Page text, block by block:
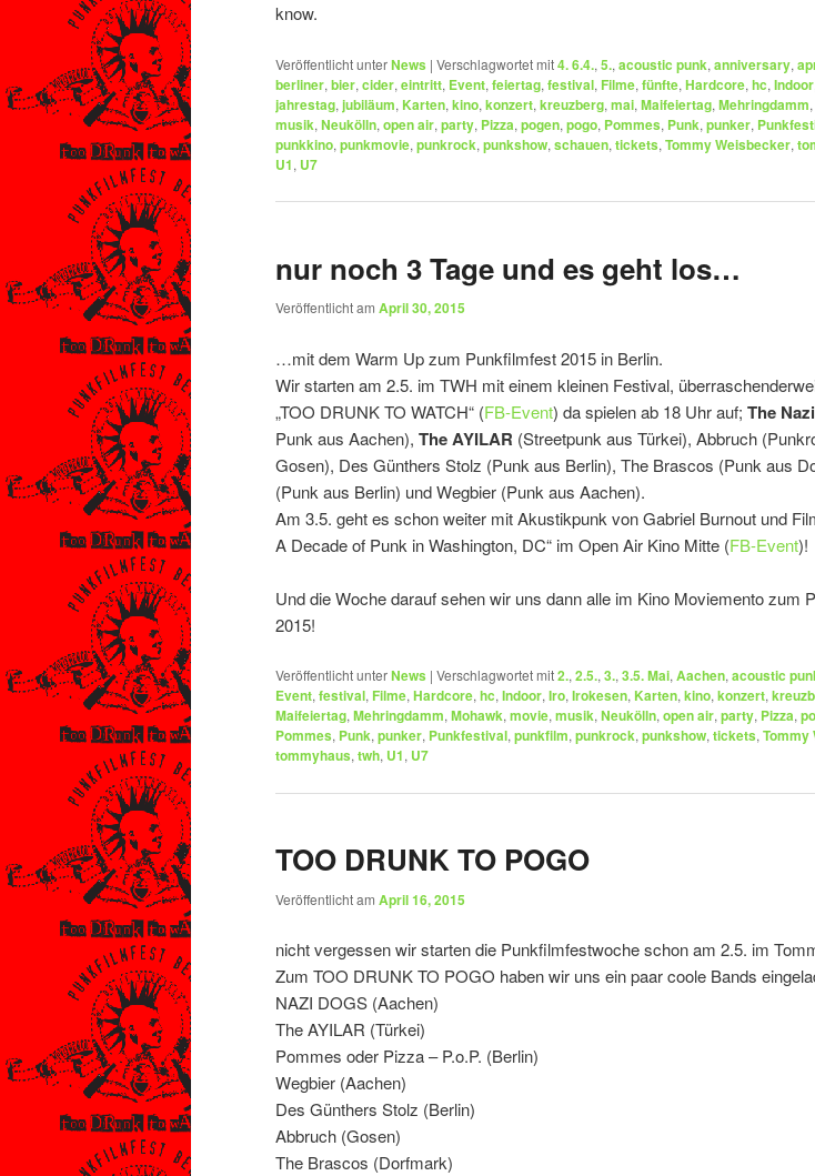
know.
Veröffentlicht unterNews | Verschlagwortet mit4. 6.4., 5., acoustic punk, anniversary,
berliner, bier, cider, eintritt, Event, feiertag, festival, Filme, fünfte, Hardcore, hc, Indoor
jahrestag, jubiläum, Karten, kino, konzert, kreuzberg, mai, Maifeiertag, Mehringdamm,
musik, Neukölln, open air, party, Pizza, pogen, pogo, Pommes, Punk, punker,
punkkino, punkmovie, punkrock, punkshow, schauen, tickets, Tommy Weisbecker,
U1, U7
nur noch 3 Tage und es geht los…
Veröffentlicht am April 30, 2015
…mit dem Warm Up zum Punkfilmfest 2015 in Berlin.
Wir starten am 2.5. im TWH mit einem kleinen Festival,
„TOO DRUNK TO WATCH“ (FB-Event) da spielen ab 18 Uhr auf; The
Punk aus Aachen), The AYILAR (Streetpunk aus Türkei), Abbruch
Gosen), Des Günthers Stolz (Punk aus Berlin), The Brascos (Punk aus
(Punk aus Berlin) und Wegbier (Punk aus Aachen).
Am 3.5. geht es schon weiter mit Akustikpunk von Gabriel Burnout und
A Decade of Punk in Washington, DC“ im Open Air Kino Mitte (FB-Event)!
Und die Woche darauf sehen wir uns dann alle im Kino Moviemento zum
2015!
Veröffentlicht unterNews | Verschlagwortet mit2.,2.5.,3.,3.5. Mai,Aachen,acoustic
Event,festival, Filme,Hardcore,hc,Indoor,Iro,Irokesen, Karten,kino,konzert,
Maifeiertag,Mehringdamm,Mohawk,movie,musik,Neukölln,open air,party, Pizza,
Pommes, Punk,punker, Punkfestival,punkfilm,punkrock,punkshow,tickets,Tommy
tommyhaus,twh, U1, U7
TOO DRUNK TO POGO
Veröffentlicht am April 16, 2015
nicht vergessen wir starten die Punkfilmfestwoche schon am 2.5. im
Zum TOO DRUNK TO POGO haben wir uns ein paar coole Bands
NAZI DOGS (Aachen)
The AYILAR (Türkei)
Pommes oder Pizza – P.o.P. (Berlin)
Wegbier (Aachen)
Des Günthers Stolz (Berlin)
Abbruch (Gosen)
The Brascos (Dorfmark)